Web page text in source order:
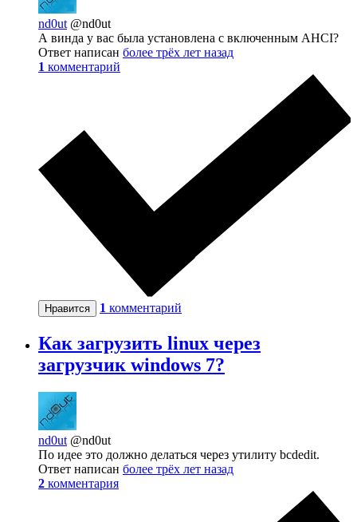
nd0ut @nd0ut
А винда у вас была установлена с включенным AHCI?
Ответ написан более трёх лет назад
1 комментарий
Нравится 1 комментарий
Как загрузить linux через
загрузчик windows 7?
nd0ut @nd0ut
По идее это должно делаться через утилиту bcdedit.
Ответ написан более трёх лет назад
2 комментария